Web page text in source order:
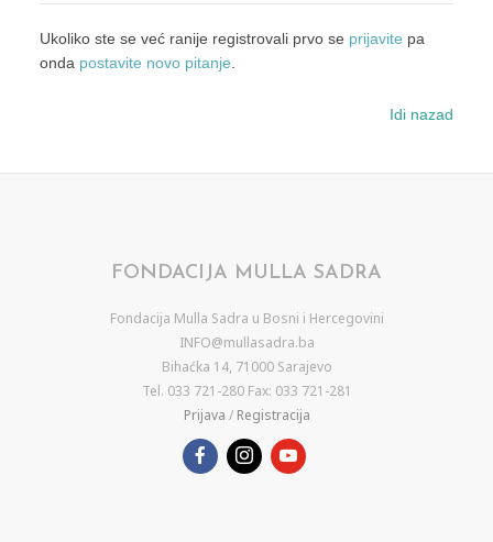
Ukoliko ste se već ranije registrovali prvo se prijavite pa
onda postavite novo pitanje.
Idi nazad
FONDACIJA MULLA SADRA
Fondacija Mulla Sadra u Bosni i Hercegovini
INFO@mullasadra.ba
Bihaćka 14, 71000 Sarajevo
Tel. 033 721-280 Fax: 033 721-281
Prijava / Registracija